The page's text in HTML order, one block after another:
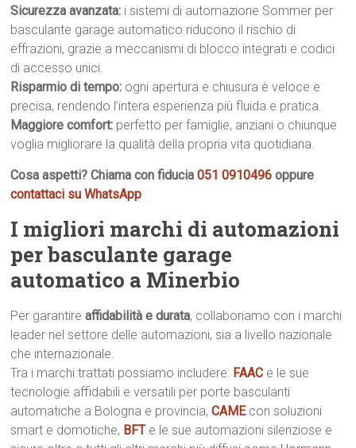
Sicurezza avanzata: i sistemi di automazione Sommer per
basculante garage automatico riducono il rischio di
effrazioni, grazie a meccanismi di blocco integrati e codici
di accesso unici.
Risparmio di tempo: ogni apertura e chiusura è veloce e
precisa, rendendo l’intera esperienza più fluida e pratica.
Maggiore comfort: perfetto per famiglie, anziani o chiunque
voglia migliorare la qualità della propria vita quotidiana.
Cosa aspetti? Chiama con fiducia051 0910496 oppure
contattaci su WhatsApp
I migliori marchi di automazioni
per basculante garage
automatico a Minerbio
Per garantireaffidabilità e durata, collaboriamo con i marchi
leader nel settore delle automazioni, sia a livello nazionale
che internazionale.
Tra i marchi trattati possiamo includere: FAAC e le sue
tecnologie affidabili e versatili per porte basculanti
automatiche a Bologna e provincia,CAME con soluzioni
smart e domotiche, BFT e le sue automazioni silenziose e